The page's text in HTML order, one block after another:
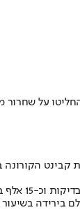
על שחרור
קבינט
במהלך
הכללית, 5.5% מהמגזר